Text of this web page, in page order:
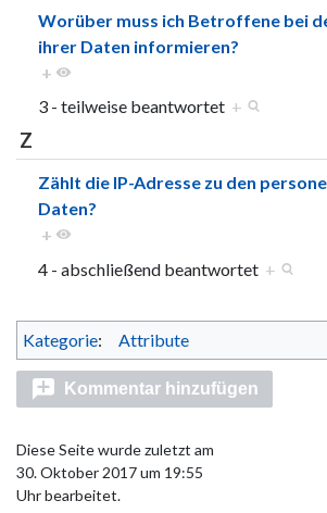
Worüber muss ich Betroffene bei
ihrer Daten informieren?
+
3 - teilweise beantwortet +
Z
Zählt die IP-Adresse zu den
Daten?
+
4 - abschließend beantwortet +
Kategorie: Attribute
Kommentar hinzufügen
Diese Seite wurde zuletzt am
30. Oktober 2017 um 19:55
Uhr bearbeitet.